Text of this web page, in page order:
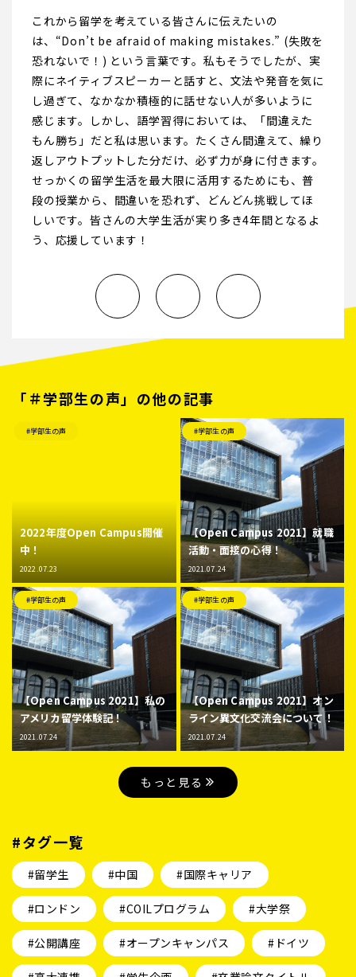
これから留学を考えている皆さんに伝えたいの
は、“Don’t be afraid of making mistakes.” (失敗を
恐れないで！) という言葉です。私もそうでしたが、実
際にネイティブスピーカーと話すと、文法や発音を気に
し過ぎて、なかなか積極的に話せない人が多いように
感じます。しかし、語学習得においては、「間違えた
もん勝ち」だと私は思います。たくさん間違えて、繰り
返しアウトプットした分だけ、必ず力が身に付きます。
せっかくの留学生活を最大限に活用するためにも、普
段の授業から、間違いを恐れず、どんどん挑戦してほ
しいです。皆さんの大学生活が実り多き4年間となるよ
う、応援しています！
「＃学部生の声」の他の記事
2022年度Open Campus開催
中！
2022.07.23
#学部生の声
【Open Campus 2021】就職
活動・面接の心得！
2021.07.24
#学部生の声
【Open Campus 2021】私の
アメリカ留学体験記！
2021.07.24
#学部生の声
【Open Campus 2021】オン
ライン異文化交流会について！
2021.07.24
#学部生の声
もっと見る
#タグ一覧
#留学生 #中国 #国際キャリア
#ロンドン #COILプログラム #大学祭
#公開講座 #オープンキャンパス #ドイツ